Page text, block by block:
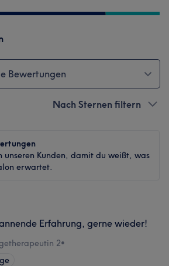
Bewertungen
Nach Sternen filtern
unseren Kunden, damit du weißt, was
erwartet.
Erfahrung, gerne wieder!
2•